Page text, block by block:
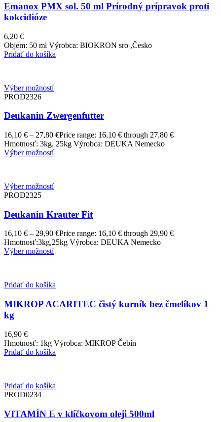
Emanox PMX sol. 50 ml Prírodný prípravok proti
kokcidióze
6,20 €
Objem: 50 ml Výrobca: BIOKRON sro ,Česko
Pridať do košíka
Výber možností
PROD2326
Deukanin Zwergenfutter
16,10 € – 27,80 €Price range: 16,10 € through 27,80 €
Hmotnosť: 3kg, 25kg Výrobca: DEUKA Nemecko
Výber možností
Výber možností
PROD2325
Deukanin Krauter Fit
16,10 € – 29,90 €Price range: 16,10 € through 29,90 €
Hmotnosť:3kg,25kg Výrobca: DEUKA Nemecko
Výber možností
Pridať do košíka
MIKROP ACARITEC čistý kurník bez čmelíkov 1
kg
16,90 €
Hmotnosť: 1kg Výrobca: MIKROP Čebín
Pridať do košíka
Pridať do košíka
PROD0234
VITAMÍN E v klíčkovom oleji 500ml